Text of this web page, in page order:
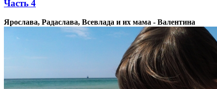
Часть 4
Ярослава, Радаслава, Всевлада и их мама - Валентина